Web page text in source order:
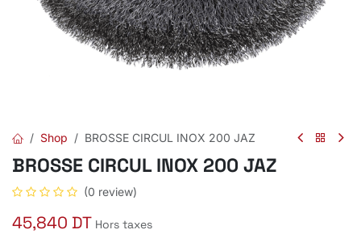
Shop BROSSE CIRCUL INOX 200 JAZ
BROSSE CIRCUL INOX 200 JAZ
(0 review)
45,840 DT Hors taxes